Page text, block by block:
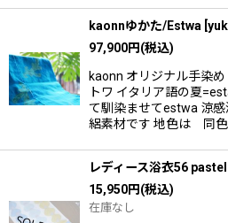
kaonnゆかた/Estwa
97,900円(税込)
kaonn オリジナル手染
トワ イタリア語の夏
て馴染ませてestwa 涼
絽素材です 地色は 同色
レディース浴衣56 pastel
15,950円(税込)
在庫なし